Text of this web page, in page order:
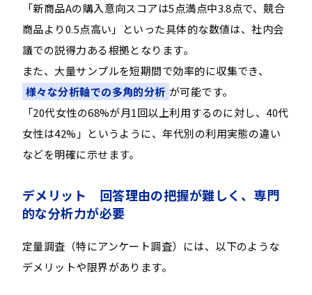
「新商品Aの購入意向スコアは5点満点中3.8点で、競合
商品より0.5点高い」といった具体的な数値は、社内会
議での説得力ある根拠となります。
また、大量サンプルを短期間で効率的に収集でき、
様々な分析軸での多角的分析 が可能です。
「20代女性の68%が月1回以上利用するのに対し、40代
女性は42%」というように、年代別の利用実態の違い
などを明確に示せます。
デメリット 回答理由の把握が難しく、専門
的な分析力が必要
定量調査（特にアンケート調査）には、以下のような
デメリットや限界があります。